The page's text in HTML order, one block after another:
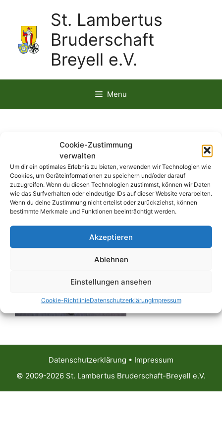
Cookie-Zustimmung
verwalten
Um dir ein optimales Erlebnis zu bieten, verwenden wir Technologien wie
Cookies, um Geräteinformationen zu speichern und/oder darauf
zuzugreifen. Wenn du diesen Technologien zustimmst, können wir Daten
wie das Surfverhalten oder eindeutige IDs auf dieser Website verarbeiten.
Wenn du deine Zustimmung nicht erteilst oder zurückziehst, können
bestimmte Merkmale und Funktionen beeinträchtigt werden.
Akzeptieren
Ablehnen
Einstellungen ansehen
Cookie-RichtlinieDatenschutzerklärungImpressum
St. Lambertus
Bruderschaft
Breyell e.V.
Menu
Datenschutzerklärung • Impressum
© 2009-2026 St. Lambertus Bruderschaft-Breyell e.V.